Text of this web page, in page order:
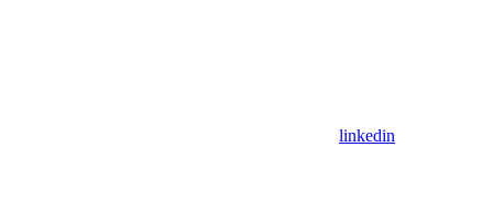
linkedin